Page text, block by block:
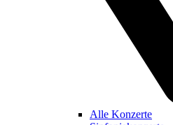
Alle Konzerte